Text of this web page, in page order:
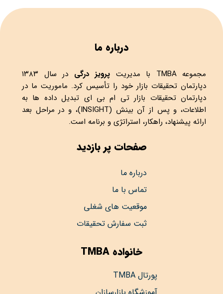
درباره ما
مجموعهTMBA با مدیریت پرویز درگی
در سال ۱۳۸۳
دپارتمان تحقیقات بازار خود را تأسیس کرد. ماموریت ما در
دپارتمان تحقیقات بازار تی ام بی ای تبدیل داده ها به
اطلاعات، و پس از آن بینش (INSIGHT)، و در مراحل بعد
ارائه پیشنهاد، راهکار، استراتژی و برنامه است.
صفحات پر بازدید
درباره ما
تماس با ما
موقعیت های شغلی
ثبت سفارش تحقیقات
خانواده TMBA
پورتال TMBA